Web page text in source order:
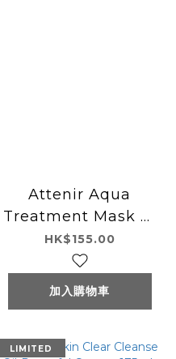
Attenir Aqua
Treatment Mask 免
沖洗保濕啫喱面膜
80g
HK$155.00
加入購物車
LIMITED